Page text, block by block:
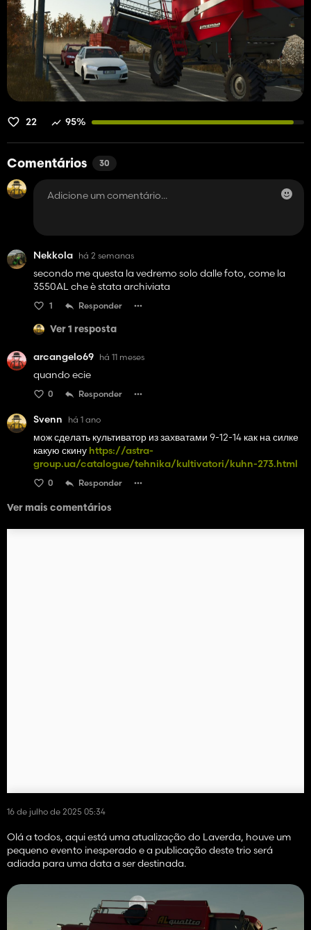
22 95%
Comentários 30
Nekkola há 2 semanas
secondo me questa la vedremo solo dalle foto, come la
3550AL che è stata archiviata
1 Responder
Ver 1 resposta
arcangelo69 há 11 meses
quando ecie
0 Responder
Svenn há 1 ano
мож сделать культиватор из захватами 9-12-14 как на силке
какую скину https://astra-
group.ua/catalogue/tehnika/kultivatori/kuhn-273.html
0 Responder
Ver mais comentários
16 de julho de 2025 05:34
Olá a todos, aqui está uma atualização do Laverda, houve um
pequeno evento inesperado e a publicação deste trio será
adiada para uma data a ser destinada.